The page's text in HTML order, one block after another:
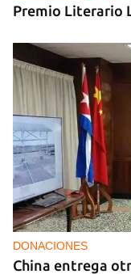
Premio Literario
DONACIONES
China entrega